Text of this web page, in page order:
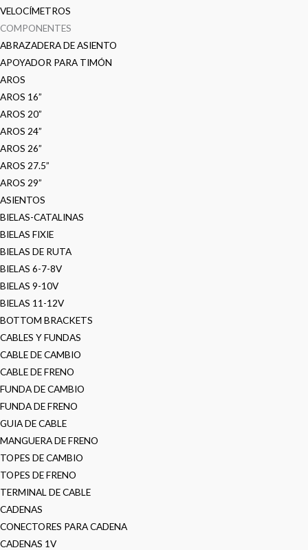
VELOCÍMETROS
COMPONENTES
ABRAZADERA DE ASIENTO
APOYADOR PARA TIMÓN
AROS
AROS 16”
AROS 20”
AROS 24”
AROS 26”
AROS 27.5”
AROS 29”
ASIENTOS
BIELAS-CATALINAS
BIELAS FIXIE
BIELAS DE RUTA
BIELAS 6-7-8V
BIELAS 9-10V
BIELAS 11-12V
BOTTOM BRACKETS
CABLES Y FUNDAS
CABLE DE CAMBIO
CABLE DE FRENO
FUNDA DE CAMBIO
FUNDA DE FRENO
GUIA DE CABLE
MANGUERA DE FRENO
TOPES DE CAMBIO
TOPES DE FRENO
TERMINAL DE CABLE
CADENAS
CONECTORES PARA CADENA
CADENAS 1V